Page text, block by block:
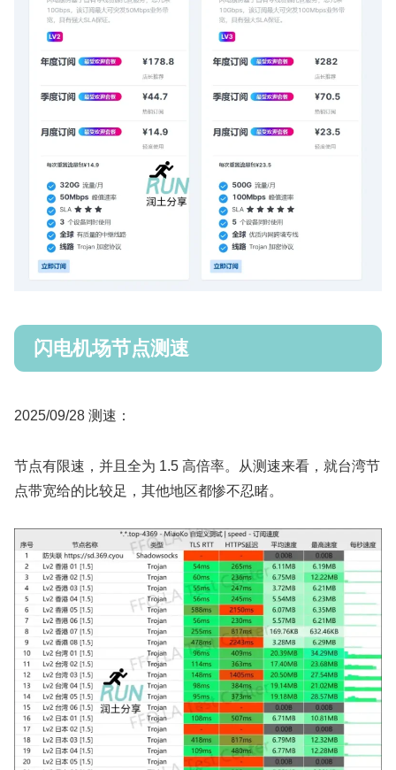
闪电机场节点测速
2025/09/28 测速：
节点有限速，并且全为 1.5 高倍率。从测速来看，就台湾节
点带宽给的比较足，其他地区都惨不忍睹。